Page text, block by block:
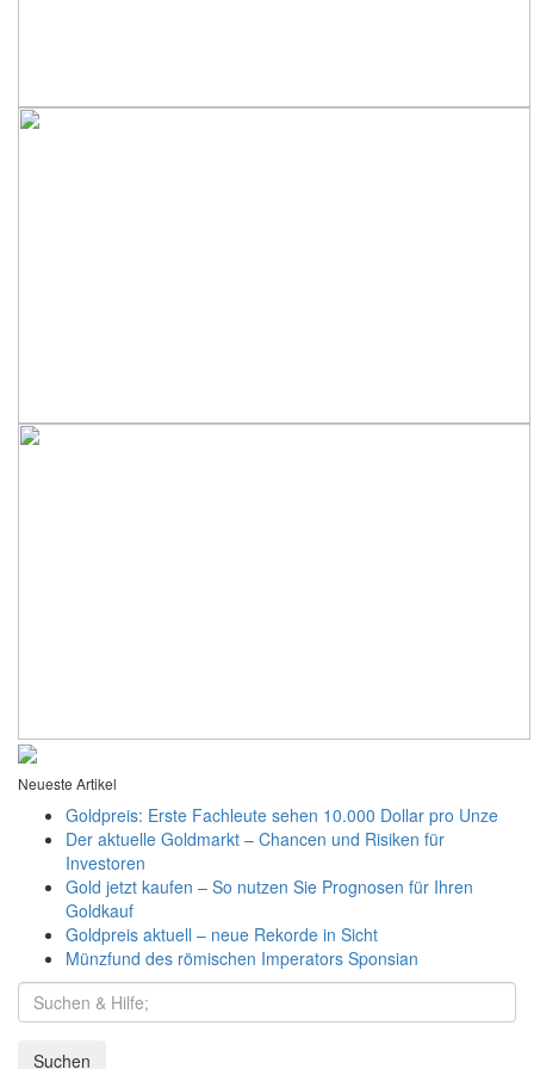
Neueste Artikel
Goldpreis: Erste Fachleute sehen 10.000 Dollar pro Unze
Der aktuelle Goldmarkt – Chancen und Risiken für
Investoren
Gold jetzt kaufen – So nutzen Sie Prognosen für Ihren
Goldkauf
Goldpreis aktuell – neue Rekorde in Sicht
Münzfund des römischen Imperators Sponsian
Suchen